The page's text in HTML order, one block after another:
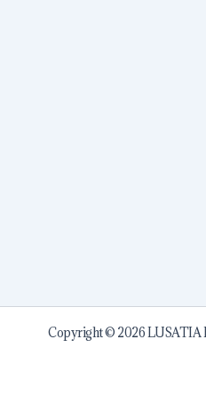
Copyright © 2026 LUSATIA